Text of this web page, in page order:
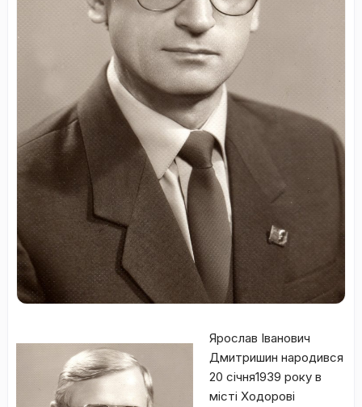
Ярослав Іванович
Дмитришин народився
20 січня1939 року в
місті Ходорові